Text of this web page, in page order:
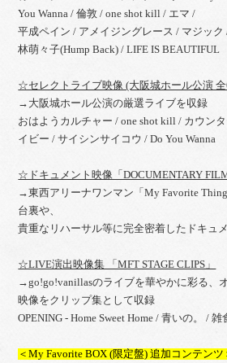
You Wanna / 倫敦 / one shot kill / エマ /
平成ペイン / アメイジングレース / マジック
林萌々子(Hump Back) / LIFE IS BEAUTIFUL
☆セレクトライブ映像 (大阪城ホール公演
→大阪城ホール公演の厳選ライブを収録
おはようカルチャー / one shot kill / カウン
イビー / サイシンサイコウ / Do You Wanna
☆ドキュメント映像「DOCUMENTARY
→東西アリーナワンマン「My Favorite
台裏や、
貴重なリハーサル等に完全密着したドキュ
☆LIVE演出映像集 「MFT STAGE CLIPS」
→go!go!vanillasのライブを華やかに彩る、
映像をクリップ集として収録
OPENING - Home Sweet Home / 青いの。 /
＜My Favorite BOX (限定盤) 追加コンテンツ